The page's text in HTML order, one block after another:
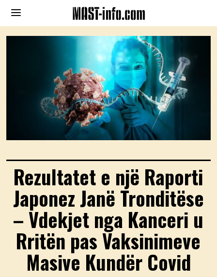
Rezultatet e një Raporti
Japonez Janë Tronditëse
– Vdekjet nga Kanceri u
Rritën pas Vaksinimeve
Masive Kundër Covid